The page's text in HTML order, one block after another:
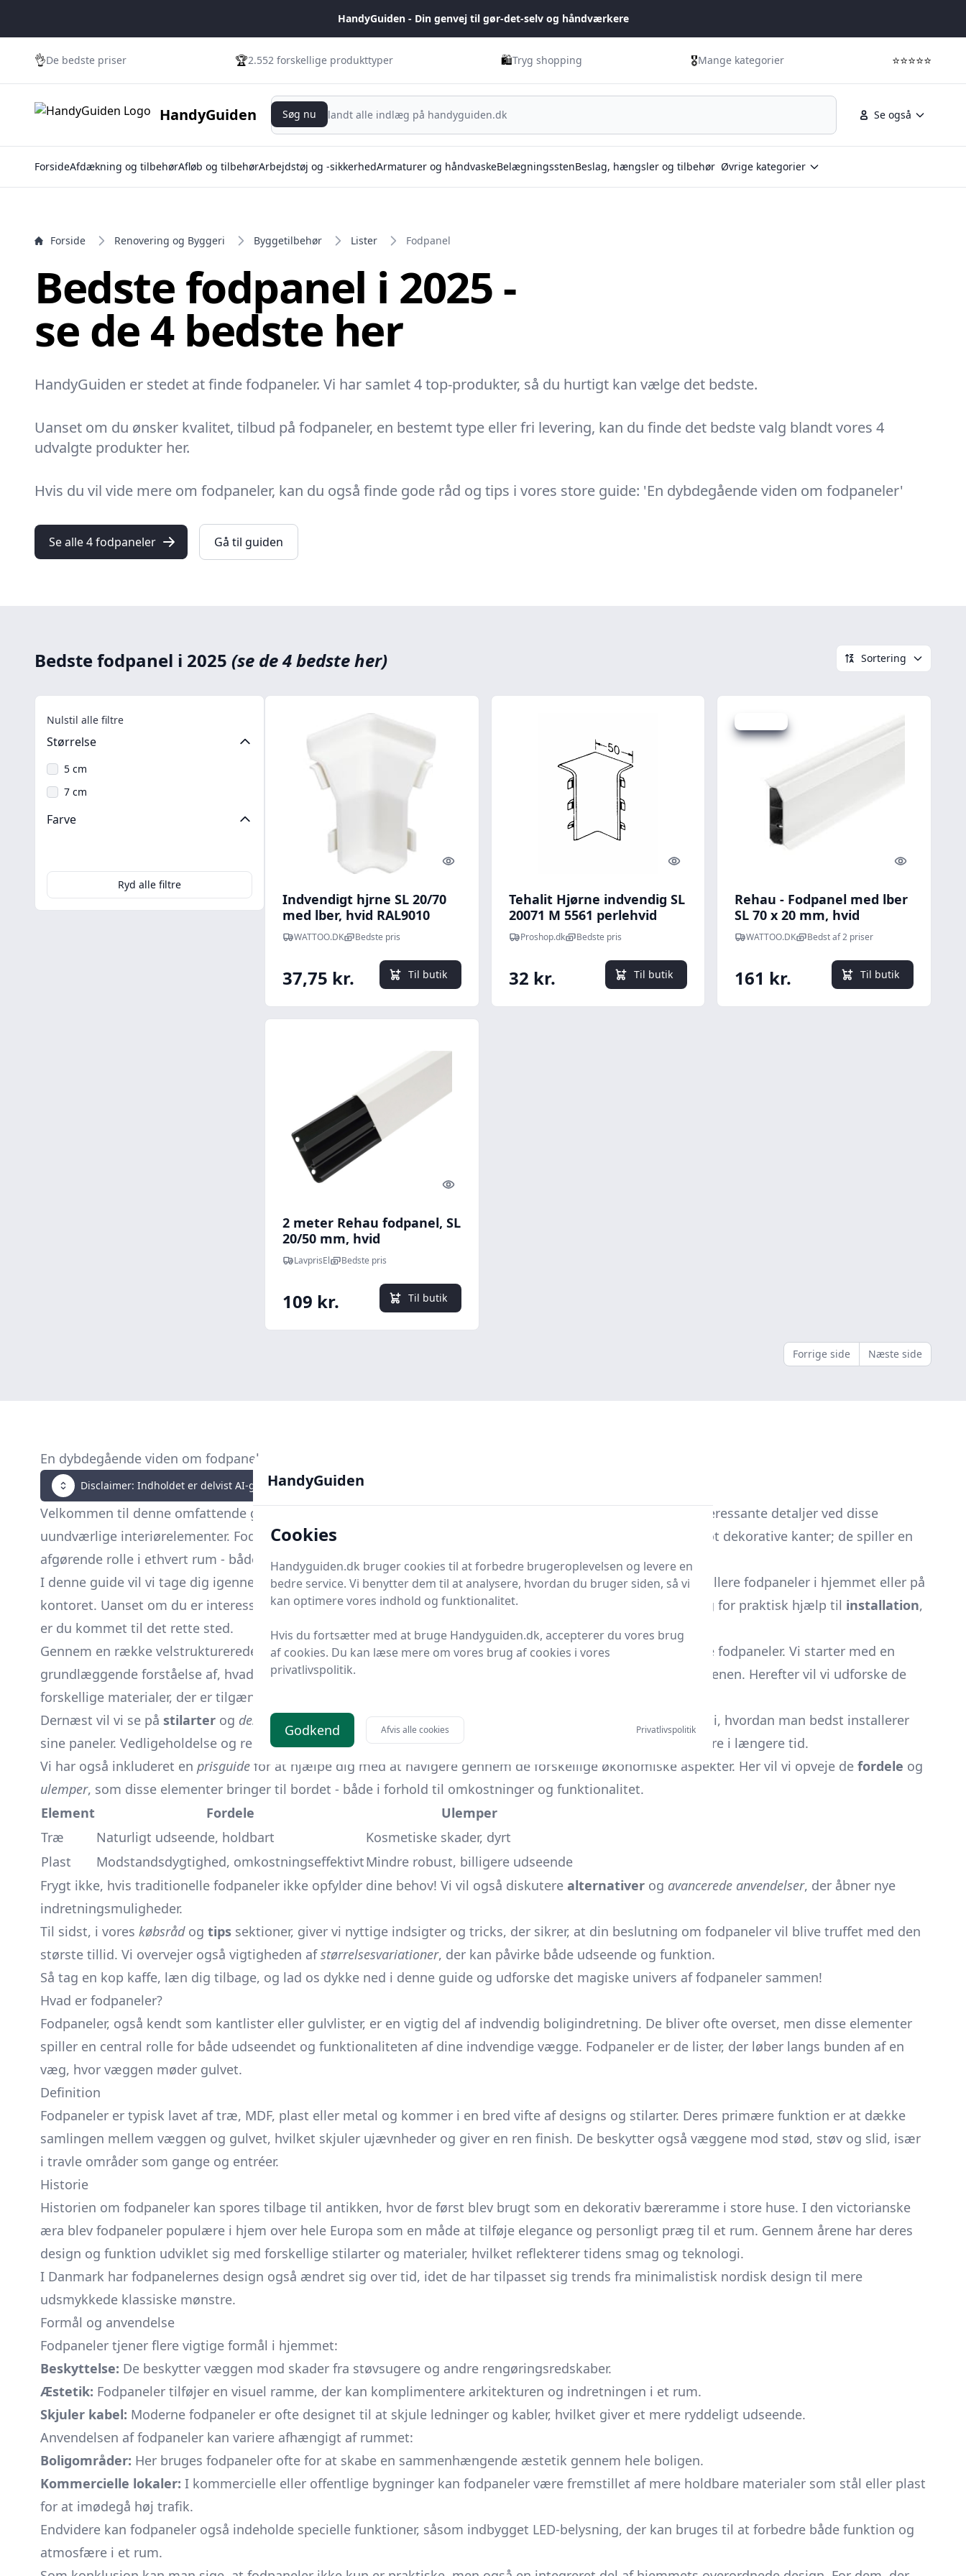
HandyGuiden - Din genvej til gør-det-selv og håndværkere
👌De bedste priser 🏆2.552 forskellige produkttyper 🛍️Tryg shopping 🎖️Mange kategorier ⭐⭐⭐⭐⭐
HandyGuiden Se også
Søg nu
Søg nu
ForsideAfdækning og tilbehørAfløb og tilbehørArbejdstøj og -sikkerhedArmaturer og håndvaskeBelægningsstenBeslag, hængsler og tilbehør Øvrige kategorier
Forside Renovering og Byggeri Byggetilbehør Lister Fodpanel
Bedste fodpanel i 2025 -
se de 4 bedste her
HandyGuiden er stedet at finde fodpaneler. Vi har samlet 4 top-produkter, så du hurtigt kan vælge det bedste.
Uanset om du ønsker kvalitet, tilbud på fodpaneler, en bestemt type eller fri levering, kan du finde det bedste valg blandt vores 4
udvalgte produkter her.
Hvis du vil vide mere om fodpaneler, kan du også finde gode råd og tips i vores store guide: 'En dybdegående viden om fodpaneler'
Se alle 4 fodpaneler Gå til guiden
Bedste fodpanel i 2025 (se de 4 bedste her) Sortering
Nulstil alle filtre
Størrelse
5 cm
7 cm
Farve
Ryd alle filtre
Quick look
Indvendigt hjrne SL 20/70
med lber, hvid RAL9010
WATTOO.DK Bedste pris
37,75 kr. Til butik
Quick look
Tehalit Hjørne indvendig SL
20071 M 5561 perlehvid
Proshop.dk Bedste pris
32 kr. Til butik
Quick look
Rehau - Fodpanel med lber
SL 70 x 20 mm, hvid
WATTOO.DK Bedst af 2 priser
161 kr. Til butik
Quick look
2 meter Rehau fodpanel, SL
20/50 mm, hvid
LavprisEl Bedste pris
109 kr. Til butik
Forrige side Næste side
En dybdegående viden om fodpaneler
Disclaimer: Indholdet er delvist AI-genereret. Klik her for flere detaljer
Velkommen til denne omfattende guide om
! Her vil vi dykke ned i en verden af muligheder og interessante detaljer ved disse
uundværlige interiørelementer. Fodpaneler, også kendt som
, er meget mere end blot dekorative kanter; de spiller en
afgørende rolle i ethvert rum - både æstetisk og funktionelt.
I denne guide vil vi tage dig igennem de mange aspekter, der er værd at overveje, når man skal vælge og installere fodpaneler i hjemmet eller på
kontoret. Uanset om du er interesseret i materiale-valg, ønsker indsigt i de nyeste , eller har brug for praktisk hjælp til installation,
er du kommet til det rette sted.
Gennem en række velstrukturerede afsnit vil vi besvare de mest almindelige spørgsmål, der rejses vedrørende fodpaneler. Vi starter med en
grundlæggende forståelse af, hvad fodpaneler egentlig er, og hvorfor de har en sådan betydning i interiørverdenen. Herefter vil vi udforske de
forskellige materialer, der er tilgængelige, fra traditionelle trælister til moderne plast- og metalvarianter.
Dernæst vil vi se på stilarter og designs
, der kan forvandle ethvert rum, efterfulgt af en trin-for-trin vejledning i, hvordan man bedst installerer
sine paneler. Vedligeholdelse og rengøring er også essentielt, for at sikre, at dine fodpaneler forbliver smukkere i længere tid.
Vi har også inkluderet en prisguide for at hjælpe dig med at navigere gennem de forskellige økonomiske aspekter. Her vil vi opveje de fordele og
ulemper, som disse elementer bringer til bordet - både i forhold til omkostninger og funktionalitet.
Element
Fordele
Ulemper
Træ
Naturligt udseende, holdbart
Kosmetiske skader, dyrt
Plast
Modstandsdygtighed, omkostningseffektivtMindre robust, billigere udseende
Frygt ikke, hvis traditionelle fodpaneler ikke opfylder dine behov! Vi vil også diskutere alternativer og avancerede anvendelser, der åbner nye
indretningsmuligheder.
Til sidst, i vores købsrådog tips sektioner, giver vi nyttige indsigter og tricks, der sikrer, at din beslutning om fodpaneler vil blive truffet med den
største tillid. Vi overvejer også vigtigheden afstørrelsesvariationer, der kan påvirke både udseende og funktion.
Så tag en kop kaffe, læn dig tilbage, og lad os dykke ned i denne guide og udforske det magiske univers af fodpaneler sammen!
Hvad er fodpaneler?
Fodpaneler, også kendt som kantlister eller gulvlister, er en vigtig del af indvendig boligindretning. De bliver ofte overset, men disse elementer
spiller en central rolle for både udseendet og funktionaliteten af dine indvendige vægge. Fodpaneler er de lister, der løber langs bunden af en
væg, hvor væggen møder gulvet.
Definition
Fodpaneler er typisk lavet af træ, MDF, plast eller metal og kommer i en bred vifte af designs og stilarter. Deres primære funktion er at dække
samlingen mellem væggen og gulvet, hvilket skjuler ujævnheder og giver en ren finish. De beskytter også væggene mod stød, støv og slid, især
i travle områder som gange og entréer.
Historie
Historien om fodpaneler kan spores tilbage til antikken, hvor de først blev brugt som en dekorativ bæreramme i store huse. I den victorianske
æra blev fodpaneler populære i hjem over hele Europa som en måde at tilføje elegance og personligt præg til et rum. Gennem årene har deres
design og funktion udviklet sig med forskellige stilarter og materialer, hvilket reflekterer tidens smag og teknologi.
I Danmark har fodpanelernes design også ændret sig over tid, idet de har tilpasset sig trends fra minimalistisk nordisk design til mere
udsmykkede klassiske mønstre.
Formål og anvendelse
Fodpaneler tjener flere vigtige formål i hjemmet:
Beskyttelse: De beskytter væggen mod skader fra støvsugere og andre rengøringsredskaber.
Æstetik: Fodpaneler tilføjer en visuel ramme, der kan komplimentere arkitekturen og indretningen i et rum.
Skjuler kabel: Moderne fodpaneler er ofte designet til at skjule ledninger og kabler, hvilket giver et mere ryddeligt udseende.
Anvendelsen af fodpaneler kan variere afhængigt af rummet:
Boligområder: Her bruges fodpaneler ofte for at skabe en sammenhængende æstetik gennem hele boligen.
Kommercielle lokaler: I kommercielle eller offentlige bygninger kan fodpaneler være fremstillet af mere holdbare materialer som stål eller plast
for at imødegå høj trafik.
Endvidere kan fodpaneler også indeholde specielle funktioner, såsom indbygget LED-belysning, der kan bruges til at forbedre både funktion og
atmosfære i et rum.
HandyGuiden
Cookies
Handyguiden.dk bruger cookies til at forbedre brugeroplevelsen og levere en
bedre service. Vi benytter dem til at analysere, hvordan du bruger siden, så vi
kan optimere vores indhold og funktionalitet.
Hvis du fortsætter med at bruge Handyguiden.dk, accepterer du vores brug
af cookies. Du kan læse mere om vores brug af cookies i vores
privatlivspolitik.
Godkend Afvis alle cookies Privatlivspolitik